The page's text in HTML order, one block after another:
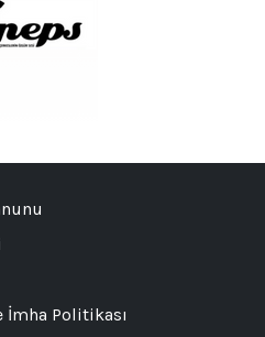
İmha Politikası